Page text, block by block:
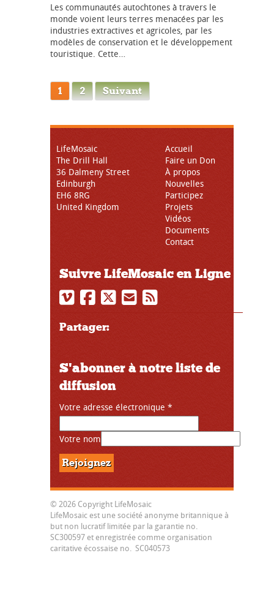
Les communautés autochtones à travers le
monde voient leurs terres menacées par les
industries extractives et agricoles, par les
modèles de conservation et le développement
touristique. Cette…
1 2 Suivant
LifeMosaic
The Drill Hall
36 Dalmeny Street
Edinburgh
EH6 8RG
United Kingdom
Accueil
Faire un Don
À propos
Nouvelles
Participez
Projets
Vidéos
Documents
Contact
Suivre LifeMosaic en Ligne
Partager:
S'abonner à notre liste de
diffusion
Votre adresse électronique *
Votre nom
© 2026 Copyright LifeMosaic
LifeMosaic est une société anonyme britannique à
but non lucratif limitée par la garantie no.
SC300597 et enregistrée comme organisation
caritative écossaise no. SC040573